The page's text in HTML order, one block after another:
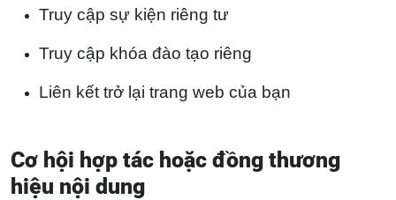
Truy cập sự kiện riêng tư
Truy cập khóa đào tạo riêng
Liên kết trở lại trang web của bạn
Cơ hội hợp tác hoặc đồng thương
hiệu nội dung